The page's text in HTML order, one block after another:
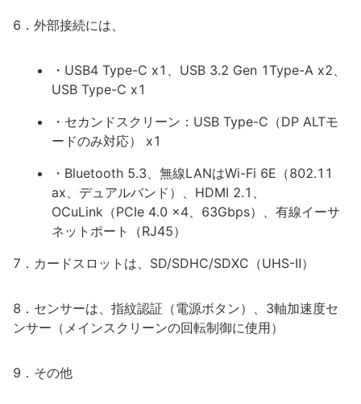
6．外部接続には、
・USB4 Type-C x1、USB 3.2 Gen 1Type-A x2、
USB Type-C x1
・セカンドスクリーン：USB Type-C（DP ALTモ
ードのみ対応） x1
・Bluetooth 5.3、無線LANはWi-Fi 6E（802.11
ax、デュアルバンド）、HDMI 2.1、
OCuLink（PCIe 4.0 x4、63Gbps）、有線イーサ
ネットポート（RJ45）
7．カードスロットは、SD/SDHC/SDXC（UHS-Ⅱ）
8．センサーは、指紋認証（電源ボタン）、3軸加速度セ
ンサー（メインスクリーンの回転制御に使用）
9．その他